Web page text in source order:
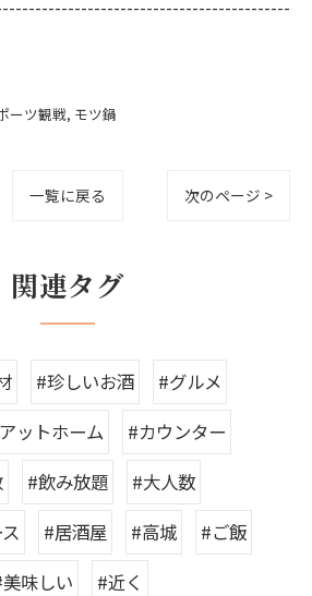
ーツ観戦 モツ鍋
一覧に戻る 次のページ >
関連タグ
#珍しいお酒
#グルメ
ットホーム
#カウンター
#飲み放題
#大人数
#居酒屋 #高城
#ご飯
味しい
#近く